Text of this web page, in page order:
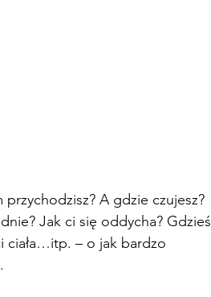
przychodzisz? A gdzie czujesz?
Jak ci się oddycha? Gdzieś
ciała…itp. – o jak bardzo